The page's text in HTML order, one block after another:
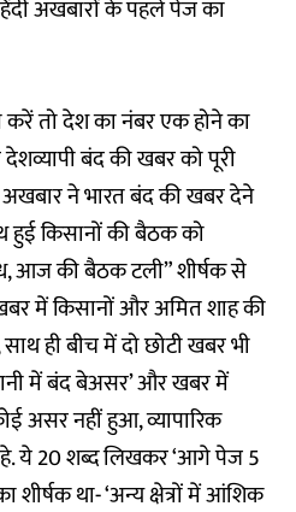
अखबारों के पहले पेज का
तो देश का नंबर एक होने का
बंद की खबर को पूरी
ने भारत बंद की खबर देने
हुई किसानों की बैठक को
आज की बैठक टली” शीर्षक से
में किसानों और अमित शाह की
ही बीच में दो छोटी खबर भी
में बंद बेअसर’ और खबर में
असर नहीं हुआ, व्यापारिक
ये 20 शब्द लिखकर ‘आगे पेज 5
शीर्षक था- ‘अन्य क्षेत्रों में आंशिक